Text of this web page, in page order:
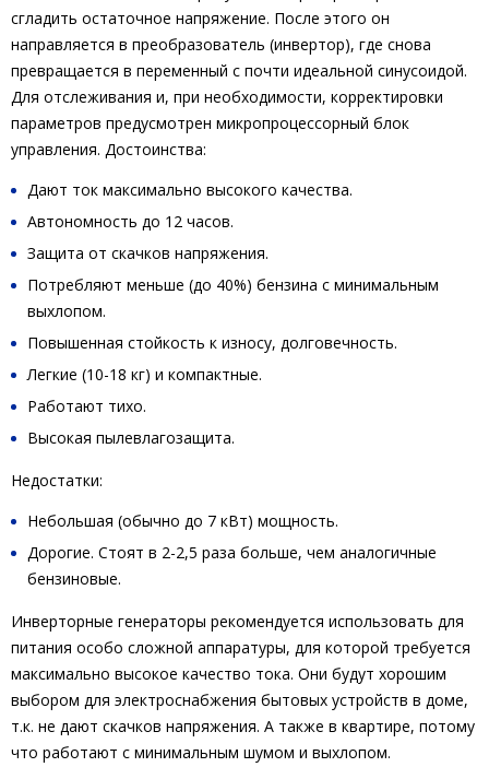
сгладить остаточное напряжение. После этого он
направляется в преобразователь (инвертор), где снова
превращается в переменный с почти идеальной синусоидой.
Для отслеживания и, при необходимости, корректировки
параметров предусмотрен микропроцессорный блок
управления. Достоинства:
Дают ток максимально высокого качества.
Автономность до 12 часов.
Защита от скачков напряжения.
Потребляют меньше (до 40%) бензина с минимальным
выхлопом.
Повышенная стойкость к износу, долговечность.
Легкие (10-18 кг) и компактные.
Работают тихо.
Высокая пылевлагозащита.
Недостатки:
Небольшая (обычно до 7 кВт) мощность.
Дорогие. Стоят в 2-2,5 раза больше, чем аналогичные
бензиновые.
Инверторные генераторы рекомендуется использовать для
питания особо сложной аппаратуры, для которой требуется
максимально высокое качество тока. Они будут хорошим
выбором для электроснабжения бытовых устройств в доме,
т.к. не дают скачков напряжения. А также в квартире, потому
что работают с минимальным шумом и выхлопом.